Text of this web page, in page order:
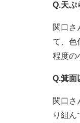
Q.天ぷ
関口さ
て、色
程度の
Q.箕面
関口さ
り組